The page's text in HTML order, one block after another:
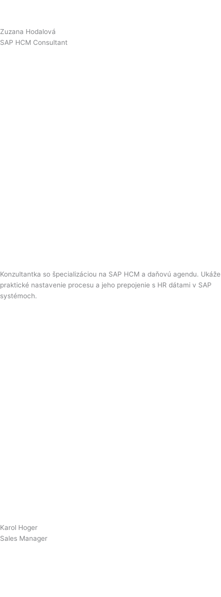
Zuzana Hodalová
SAP HCM Consultant
Konzultantka so špecializáciou na SAP HCM a daňovú agendu. Ukáže
praktické nastavenie procesu a jeho prepojenie s HR dátami v SAP
systémoch.
Karol Hoger
Sales Manager